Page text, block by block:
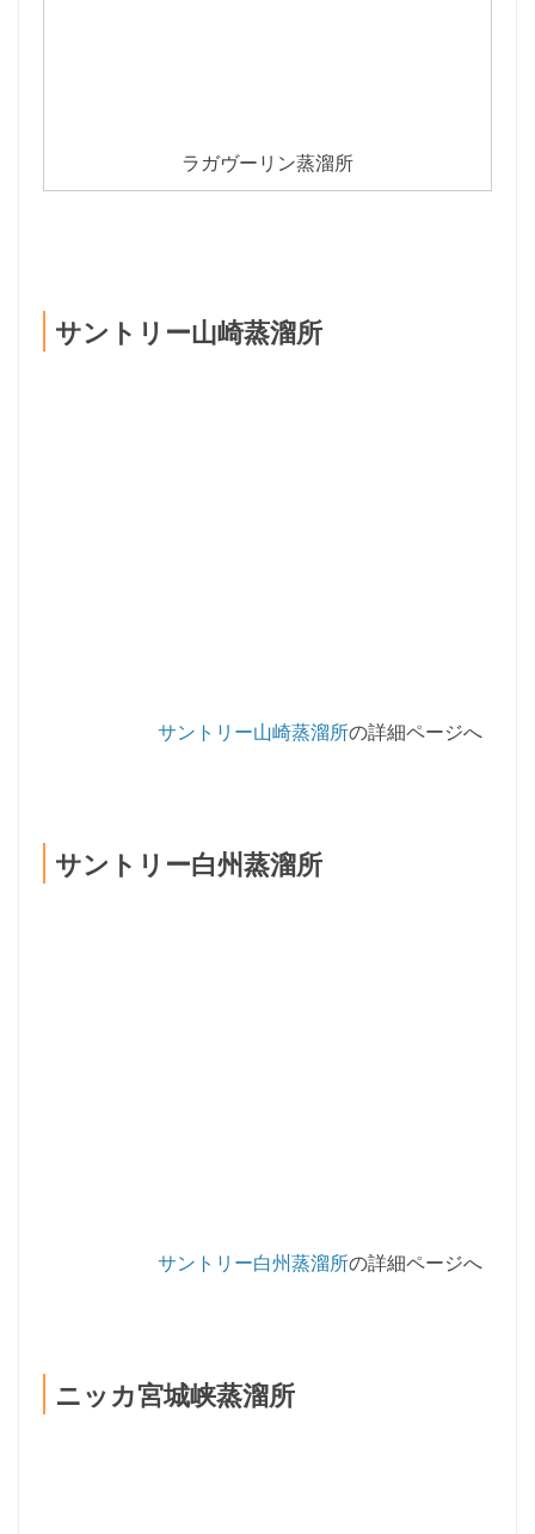
ラガヴーリン蒸溜所
サントリー山崎蒸溜所
サントリー山崎蒸溜所の詳細ページへ
サントリー白州蒸溜所
サントリー白州蒸溜所の詳細ページへ
ニッカ宮城峡蒸溜所